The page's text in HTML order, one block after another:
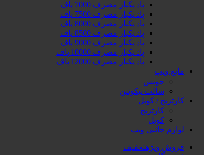
پاد یکبار مصرف 7000 پاف
پاد یکبار مصرف 7500 پاف
پاد یکبار مصرف 8000 پاف
پاد یکبار مصرف 8500 پاف
پاد یکبار مصرف 9000 پاف
پاد یکبار مصرف 10000 پاف
پاد یکبار مصرف 12000 پاف
مایع ویپ
جویس
سالت نیکوتین
کارتریج / کویل
کارتریج
کویل
لوازم جانبی ویپ
فروش ویژهتخفیف